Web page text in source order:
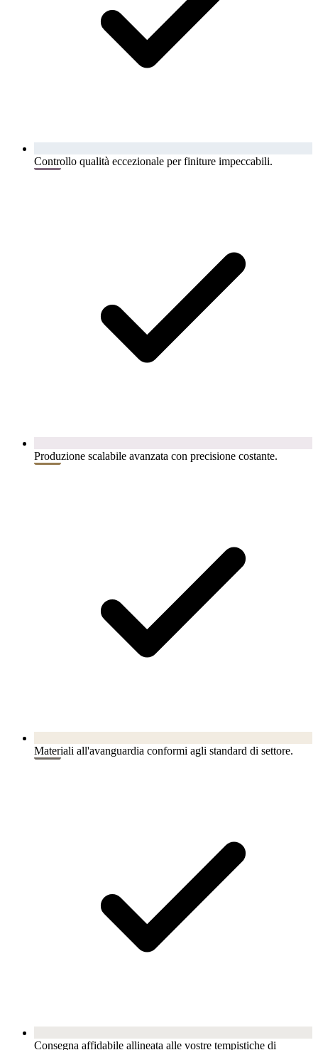
Controllo qualità eccezionale per finiture impeccabili.
Produzione scalabile avanzata con precisione costante.
Materiali all'avanguardia conformi agli standard di settore.
Consegna affidabile allineata alle vostre tempistiche di